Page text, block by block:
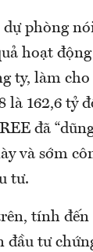
phòng
hoạt
ty, làm
là 162,6 tỷ
đã
và sớm
tư.
tính đến
đầu tư